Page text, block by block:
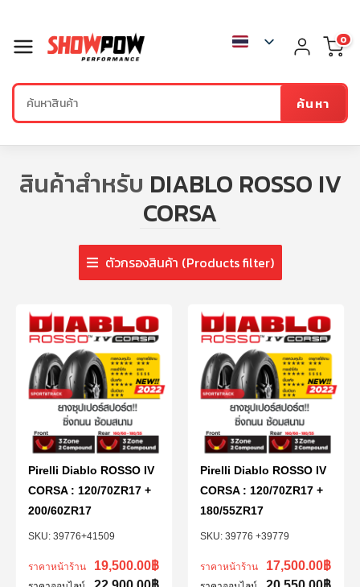
ค้นหา
0
สินค้าสำหรับ DIABLO ROSSO IV
CORSA
ตัวกรองสินค้า (Products filter)
39776+41509
Pirelli Diablo ROSSO IV
CORSA : 120/70ZR17 +
200/60ZR17
ราคาหน้าร้าน 19,500.00฿
39776 +39779
Pirelli Diablo ROSSO IV
CORSA : 120/70ZR17 +
180/55ZR17
ราคาหน้าร้าน 17,500.00฿